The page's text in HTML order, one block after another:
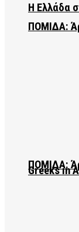
Η Ελλάδα
ΠΟΜΙΔΑ:
ΠΟΜΙΔΑ:
Greeks in